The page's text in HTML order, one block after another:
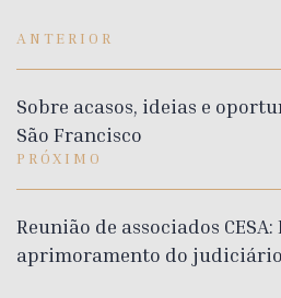
ANTERIOR
Sobre acasos, ideias e
São Francisco
PRÓXIMO
Reunião de associados
aprimoramento do judiciário